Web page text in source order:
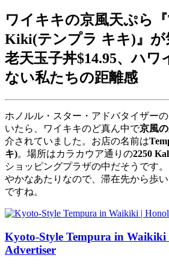
ワイキキの京風天ぷら
Kiki(テンプラ キキ)』
老天玉子丼$14.95、ハワ
ない私たちの距離感
ホノルル・スター・アドバタイザー
いたら、ワイキキのど真ん中で京風
介されていました。お店の名前は
キ)。場所はカラカウア通りの2250
ショッピングプラザの中だそうです
やかなあたりなので、滞在先から歩
ですね。
Kyoto-Style Tempura in
Advertiser